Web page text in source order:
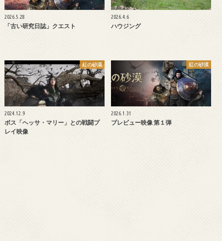
2026.5.28
「古い研究日誌」クエスト
2026.4.6
ハウジング
紅の砂漠
2024.12.9
ボス「ヘッサ・マリー」との戦闘プ
レイ映像
紅の砂漠
2026.1.31
プレビュー映像 第１弾